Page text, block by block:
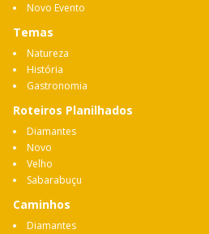
Novo Evento
Temas
Natureza
História
Gastronomia
Roteiros Planilhados
Diamantes
Novo
Velho
Sabarabuçu
Caminhos
Diamantes